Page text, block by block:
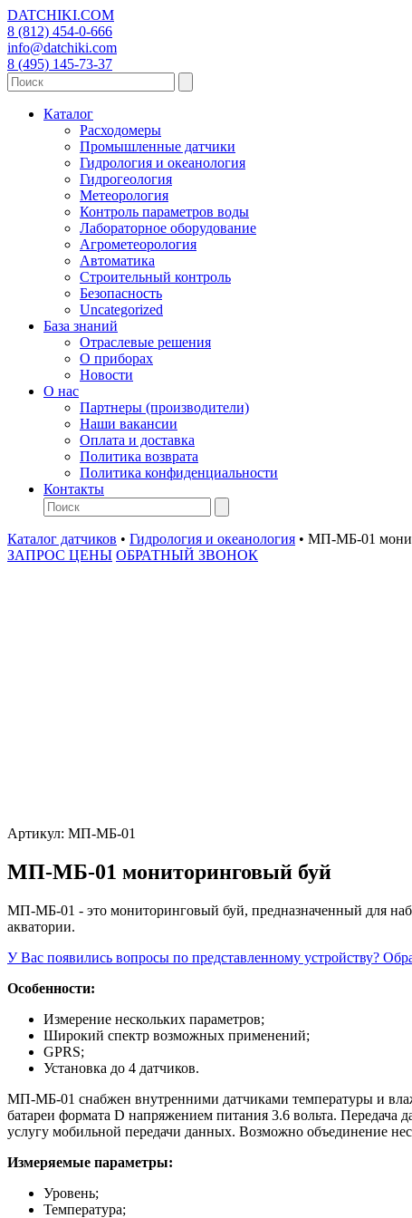
DATCHIKI.COM
8 (812) 454-0-666
info@datchiki.com
8 (495) 145-73-37
Каталог
Расходомеры
Промышленные датчики
Гидрология и океанология
Гидрогеология
Метеорология
Контроль параметров воды
Лабораторное оборудование
Агрометеорология
Автоматика
Строительный контроль
Безопасность
Uncategorized
База знаний
Отраслевые решения
О приборах
Новости
О нас
Партнеры (производители)
Наши вакансии
Оплата и доставка
Политика возврата
Политика конфиденциальности
Контакты
Каталог датчиков • Гидрология и океанология • МП-МБ-01
ЗАПРОС ЦЕНЫ ОБРАТНЫЙ ЗВОНОК
Артикул: МП-МБ-01
МП-МБ-01 мониторинговый буй
МП-МБ-01 - это мониторинговый буй, предназначенный для
акватории.
У Вас появились вопросы по представленному устройству?
Особенности:
Измерение нескольких параметров;
Широкий спектр возможных применений;
GPRS;
Установка до 4 датчиков.
МП-МБ-01 снабжен внутренними датчиками температуры и
батареи формата D напряжением питания 3.6 вольта. Передача
услугу мобильной передачи данных. Возможно объединение
Измеряемые параметры:
Уровень;
Температура;